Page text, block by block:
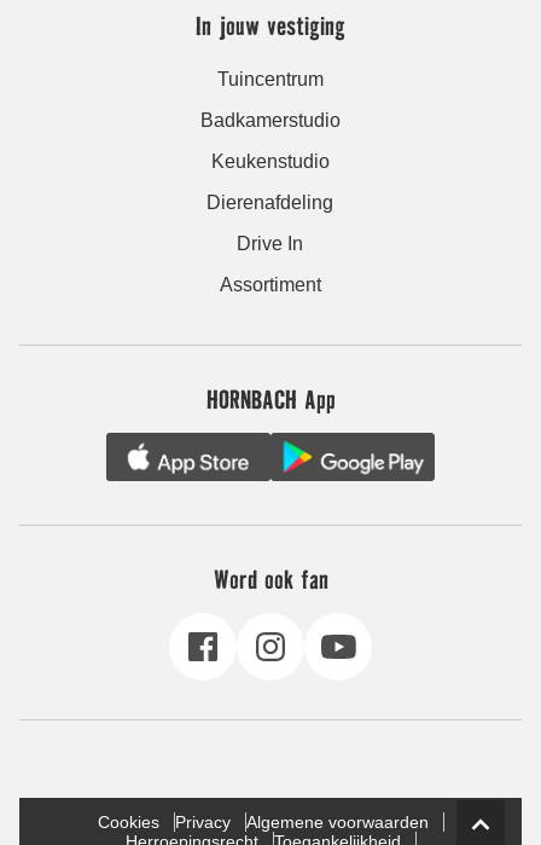
In jouw vestiging
Tuincentrum
Badkamerstudio
Keukenstudio
Dierenafdeling
Drive In
Assortiment
HORNBACH App
Word ook fan
Cookies Privacy
Algemene voorwaarden